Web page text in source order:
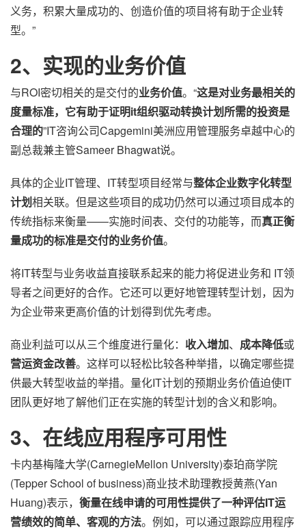
义务，积累大量成功的、创造价值的项目将有助于企业转
型。”
2、实现的业务价值
与ROI密切相关的是交付的业务价值。“这是对业务最相关的
度量标准，它有助于证明it组织驱动转换计划所需的投资是
合理的”IT咨询公司Capgemini美洲应用管理服务卓越中心的
副总裁兼主管Sameer Bhagwat说。
具体的企业IT管理、IT转型项目经常与整体企业数字化转型
计划相关联。但是这些项目的成功仍然可以通过项目成本的
传统指标来衡量——实施时间表、交付的功能等，而真正衡
量成功的标准是交付的业务价值。
将IT转型与业务收益直接联系起来的能力将促进业务和 IT领
导者之间更好的合作。它还可以更好地管理转型计划，因为
为企业带来更高价值的计划得到优先考虑。
商业利益可以从三个维度进行量化： 收入增加、 成本降低或
营运资金改善。这样可以轻松比较各种举措，以确定哪些提
供最大转型收益的举措。量化IT计划的预期业务价值迫使IT
团队更好地了解他们正在实施的转型计划的含义和影响。
3、在线应用程序可用性
卡内基梅隆大学(CarnegieMellon University)泰珀商学院
(Tepper School of business)商业技术助理教授黄燕(Yan
Huang)表示， 衡量在线申请的可用性提供了一种评估IT运
营绩效的简单、客观的方法。例如，可以通过跟踪应用程序